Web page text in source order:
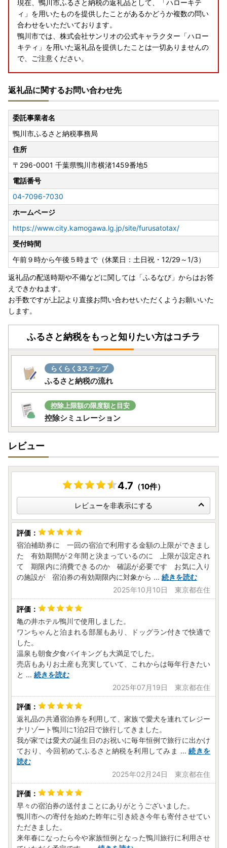
現在、鴨川市ふるさと納税の返礼品として、「ハローキテ
ィ」を用いたものを提供したことがあるかどうか複数の問い
合わせをいただいております。
鴨川市では、株式会社サンリオの公式キャラクター「ハロー
キティ」を用いた返礼品を提供したことは一切ありませんの
で、ご注意ください。
返礼品に関するお問い合わせ先
委託事業者名
鴨川市ふるさと納税事務局
住所
〒296-0001 千葉県鴨川市横渚1459番地5
電話番号
04-7096-7030
ホームページ
https://www.city.kamogawa.lg.jp/site/furusatotax/
受付時間
午前９時から午後５時まで（休業日：土日祝・12/29～1/3）
返礼品の配送時期や不備などに関しては「ふるなび」からはお答
えできかねます。
お手数ですが上記より直接お問い合わせいただくようお願いいた
します。
ふるさと納税をもっと知りたい方はコチラ
らくらく3ステップ
ふるさと納税の流れ
控除上限額の限度額と目安
控除シミュレーション
レビュー
4.7 （10件）
レビューを非表示にする
宿泊補助券に 一回の宿泊で利用する金額の上限ができまし
た 有効期間が２年間と決まっているのに 上限が設定され
て 期限内に消費できるのか 確認が必要です お気に入り
の施設が 宿泊券の有効期限内に対象から ... 続きを読む
2025年10月10日 東京都在住
亀の井ホテル鴨川で使用しました。
ワンちゃんと泊まれる部屋もあり、ドッグラン付きで快適で
した。
温泉も朝食夕食バイキングも大満足でした。
売店もありお土産も充実していて、これからは毎年行きたい
と ... 続きを読む
2025年07月19日 東京都在住
返礼品の共通宿泊券を利用して、家族で愛犬を連れてレジー
ナリゾート鴨川に1泊2日で旅行してきました。
我が家では愛犬の誕生日のお祝いに毎年恒例で旅行に出かけ
ており、今回初めてふるさと納税を利用してみま ... 続きを
読む
2025年02月24日 東京都在住
早々の宿泊券の送付まことにありがとうございました。
鴨川市への寄付を始めた昨年に引き続き今年も寄付させてい
ただきました。
来年春になったら今や家族恒例となった鴨川旅行に利用させ